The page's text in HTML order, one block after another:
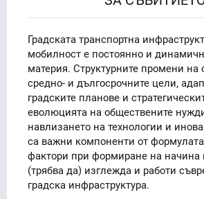
Градската транспортна
мобилност е постоянно и
материя. Структурните промени на
средно- и дългосрочните цели,
градските планове и
еволюцията на обществените
навлизането на технологии и
са важни компоненти от
фактори при формиране на начина
(трябва да) изглежда и работи
градска инфраструктура.